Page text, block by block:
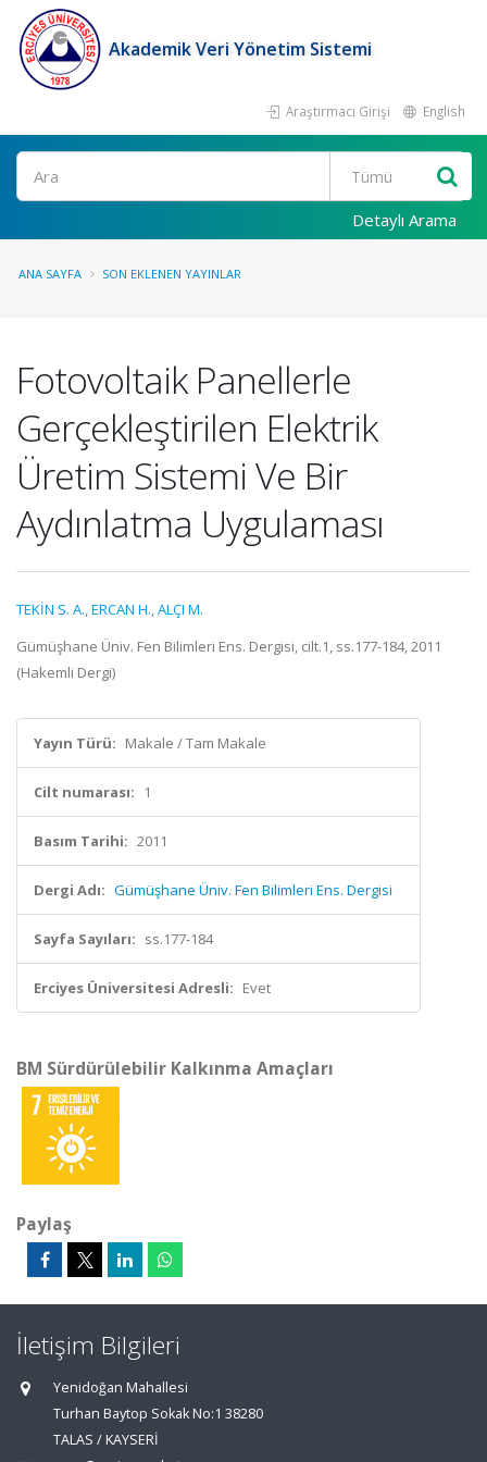
Akademik Veri Yönetim Sistemi
Araştırmacı Girişi English
Ara
Detaylı Arama
ANA SAYFA SON EKLENEN YAYINLAR
Fotovoltaik Panellerle
Gerçekleştirilen Elektrik
Üretim Sistemi Ve Bir
Aydınlatma Uygulaması
TEKİN S. A.,ERCAN H.,ALÇI M.
Gümüşhane Üniv. Fen Bilimleri Ens. Dergisi, cilt.1, ss.177-184, 2011
(Hakemli Dergi)
Yayın Türü: Makale / Tam Makale
Cilt numarası: 1
Basım Tarihi: 2011
Dergi Adı: Gümüşhane Üniv. Fen Bilimleri Ens. Dergisi
Sayfa Sayıları: ss.177-184
Erciyes Üniversitesi Adresli: Evet
BM Sürdürülebilir Kalkınma Amaçları
Paylaş
İletişim Bilgileri
Yenidoğan Mahallesi
Turhan Baytop Sokak No:1 38280
TALAS / KAYSERİ